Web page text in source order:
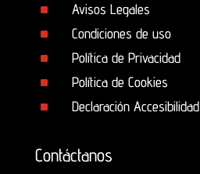
^ Avisos Legales
^ Condiciones de uso
^ Política de Privacidad
^ Política de Cookies
^ Declaración Accesibilidad
Contáctanos